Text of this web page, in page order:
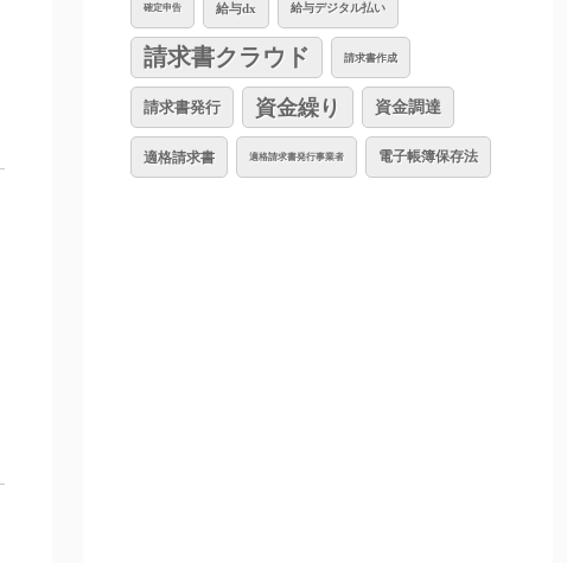
確定申告 給与dx 給与デジタル払い
請求書クラウド 請求書作成
請求書発行 資金繰り 資金調達
適格請求書 適格請求書発行事業者 電子帳簿保存法